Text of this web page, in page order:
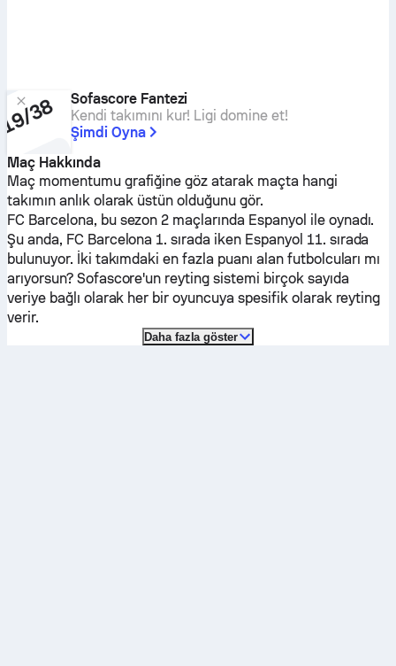
Sofascore Fantezi
Kendi takımını kur! Ligi domine et!
Şimdi Oyna
Maç Hakkında
Maç momentumu grafiğine göz atarak maçta hangi
takımın anlık olarak üstün olduğunu gör.
FC Barcelona, bu sezon 2 maçlarında Espanyol ile oynadı.
Şu anda, FC Barcelona 1. sırada iken Espanyol 11. sırada
bulunuyor. İki takımdaki en fazla puanı alan futbolcuları mı
arıyorsun? Sofascore'un reyting sistemi birçok sayıda
veriye bağlı olarak her bir oyuncuya spesifik olarak reyting
verir.
Daha fazla göster